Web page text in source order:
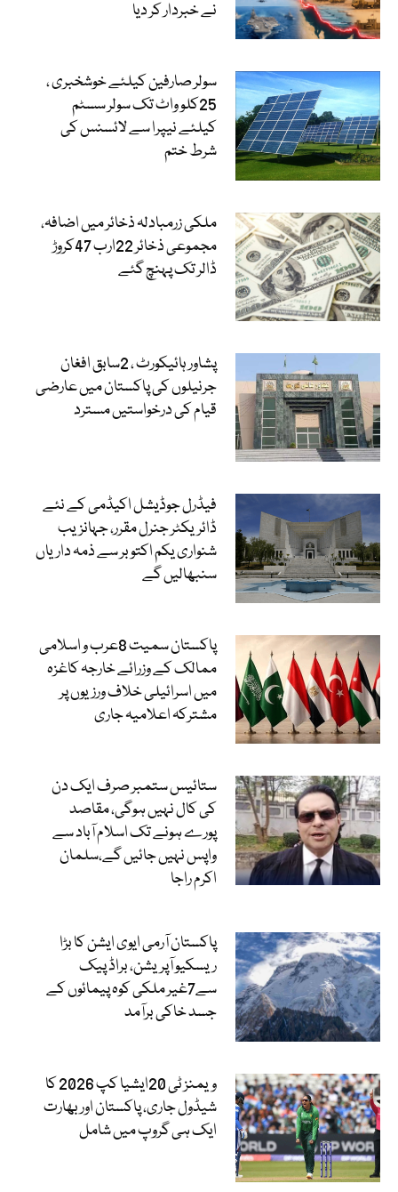
نے خبردار کر دیا
سولر صارفین کیلئے خوشخبری ،
25کلو واٹ تک سولر سسٹم
کیلئے نیپرا سے لائسنس کی
شرط ختم
ملکی زرمبادلہ ذخائر میں اضافہ،
مجموعی ذخائر 22ارب 47کروڑ
ڈالر تک پہنچ گئے
پشاور ہائیکورٹ ، 2سابق افغان
جرنیلوں کی پاکستان میں عارضی
قیام کی درخواستیں مسترد
فیڈرل جوڈیشل اکیڈمی کے نئے
ڈائریکٹر جنرل مقرر، جہانزیب
شنواری یکم اکتوبر سے ذمہ داریاں
سنبھالیں گے
پاکستان سمیت 8عرب و اسلامی
ممالک کے وزرائے خارجہ کاغزہ
میں اسرائیلی خلاف ورزیوں پر
مشترکہ اعلامیہ جاری
ستائیس ستمبر صرف ایک دن
کی کال نہیں ہوگی، مقاصد
پورے ہونے تک اسلام آباد سے
واپس نہیں جائیں گے،سلمان
اکرم راجا
پاکستان آرمی ایوی ایشن کا بڑا
ریسکیو آپریشن، براڈ پیک
سے7غیر ملکی کوہ پیمائوں کے
جسد خاکی برآمد
ویمنز ٹی 20ایشیا کپ 2026 کا
شیڈول جاری، پاکستان اور بھارت
ایک ہی گروپ میں شامل